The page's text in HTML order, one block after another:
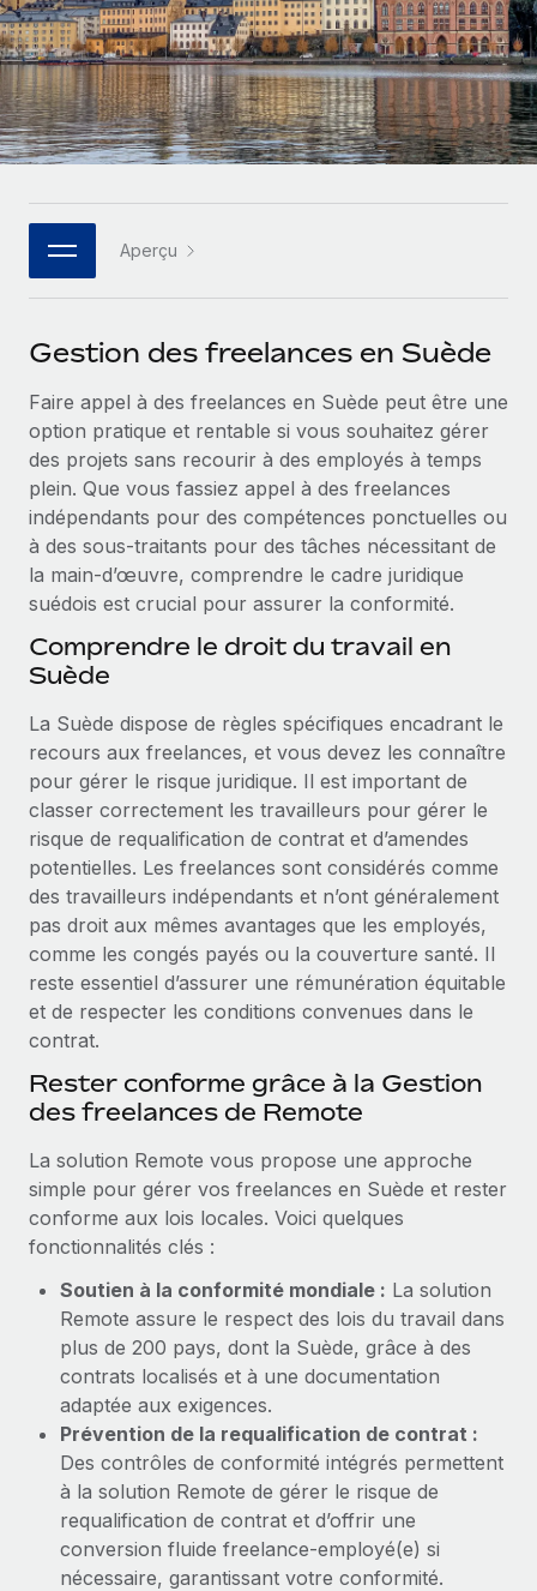
INFRASTRUCTURE
Intégration Remote
Intégrez vos RH aux flux de travail en toute simplicité
Plateforme
Des fonctions RH clés intégrées pour votre équipe
Connectez n'importe quel outil d’IA à Remote grâce à
notre MCP
Rationalisez vos processus avec des outils essentiels
SERVICES
Demandez aux experts
Recevez des conseils d’experts sur les RH à
l’international et la conformité
Contrôles d’antécédents
Simplifiez vos processus de présélection des
candidats
Gardez un temps d’avance sur les risques en
matière de conformité
Gestion des appareils
Achetez et suivez vos équipements informatiques
dans le monde entier
Création d’entité
Établissez des entités rapidement et en toute
conformité
Mobilité et déménagement international
Organisez facilement le déménagement de vos
employés
Gérez facilement les avantages sociaux
Des solutions agiles et internationales pour les RH et la
paie des entreprises en pleine croissance
Entreprises intermédiaires
Développez vos équipes avec des solutions RH sur
mesure
Entreprise
Les RH à l’international pour les grandes entreprises
Partenaires stratégiques de la tech
Devenir partenaire
Explorez avec nous vos opportunités de partenariat
Bientôt disponible
Conseil en intégrations et automatisations assistées par
ÉTUDES DE CAS
APPRENDRE AVEC REMOTE
Recherche et guides
Études de cas
Checklists et modèles
Descriptions de postes
Salle de presse
Données sur les salaires et les talents
Centre de ressources
Obtenir de l’aide
Voir toutes les ressources
Paie multipays
EOR et PEO
Gestion des freelances
Taxes
Explorer le blog
BLOG
Intégrations Gusto et Xero et Gestion des
freelances Plus
Remote a toujours pour mission d'aider les entreprises de
toute taille à embaucher, gérer et payer...
En savoir plus
Comment Phiture gère ses 55 employés
répartis dans 19 pays grâce à Remote
Phiture, un leader notable du conseil en matière de
croissance mobile internationale, encourage les...
En savoir plus
Español
Italiano
Português (Portugal)
日本語
한국어
Aperçu
Gestion des freelances en Suède
Faire appel à des freelances en Suède peut être une
option pratique et rentable si vous souhaitez gérer
des projets sans recourir à des employés à temps
plein. Que vous fassiez appel à des freelances
indépendants pour des compétences ponctuelles ou
à des sous‑traitants pour des tâches nécessitant de
la main‑d’œuvre, comprendre le cadre juridique
suédois est crucial pour assurer la conformité.
Comprendre le droit du travail en
Suède
La Suède dispose de règles spécifiques encadrant le
recours aux freelances, et vous devez les connaître
pour gérer le risque juridique. Il est important de
classer correctement les travailleurs pour gérer le
risque de requalification de contrat et d’amendes
potentielles. Les freelances sont considérés comme
des travailleurs indépendants et n’ont généralement
pas droit aux mêmes avantages que les employés,
comme les congés payés ou la couverture santé. Il
reste essentiel d’assurer une rémunération équitable
et de respecter les conditions convenues dans le
contrat.
Rester conforme grâce à la Gestion
des freelances de Remote
La solution Remote vous propose une approche
simple pour gérer vos freelances en Suède et rester
conforme aux lois locales. Voici quelques
fonctionnalités clés :
Soutien à la conformité mondiale : La solution
Remote assure le respect des lois du travail dans
plus de 200 pays, dont la Suède, grâce à des
contrats localisés et à une documentation
adaptée aux exigences.
Prévention de la requalification de contrat :
Des contrôles de conformité intégrés permettent
à la solution Remote de gérer le risque de
requalification de contrat et d’offrir une
conversion fluide freelance-employé(e) si
nécessaire, garantissant votre conformité.